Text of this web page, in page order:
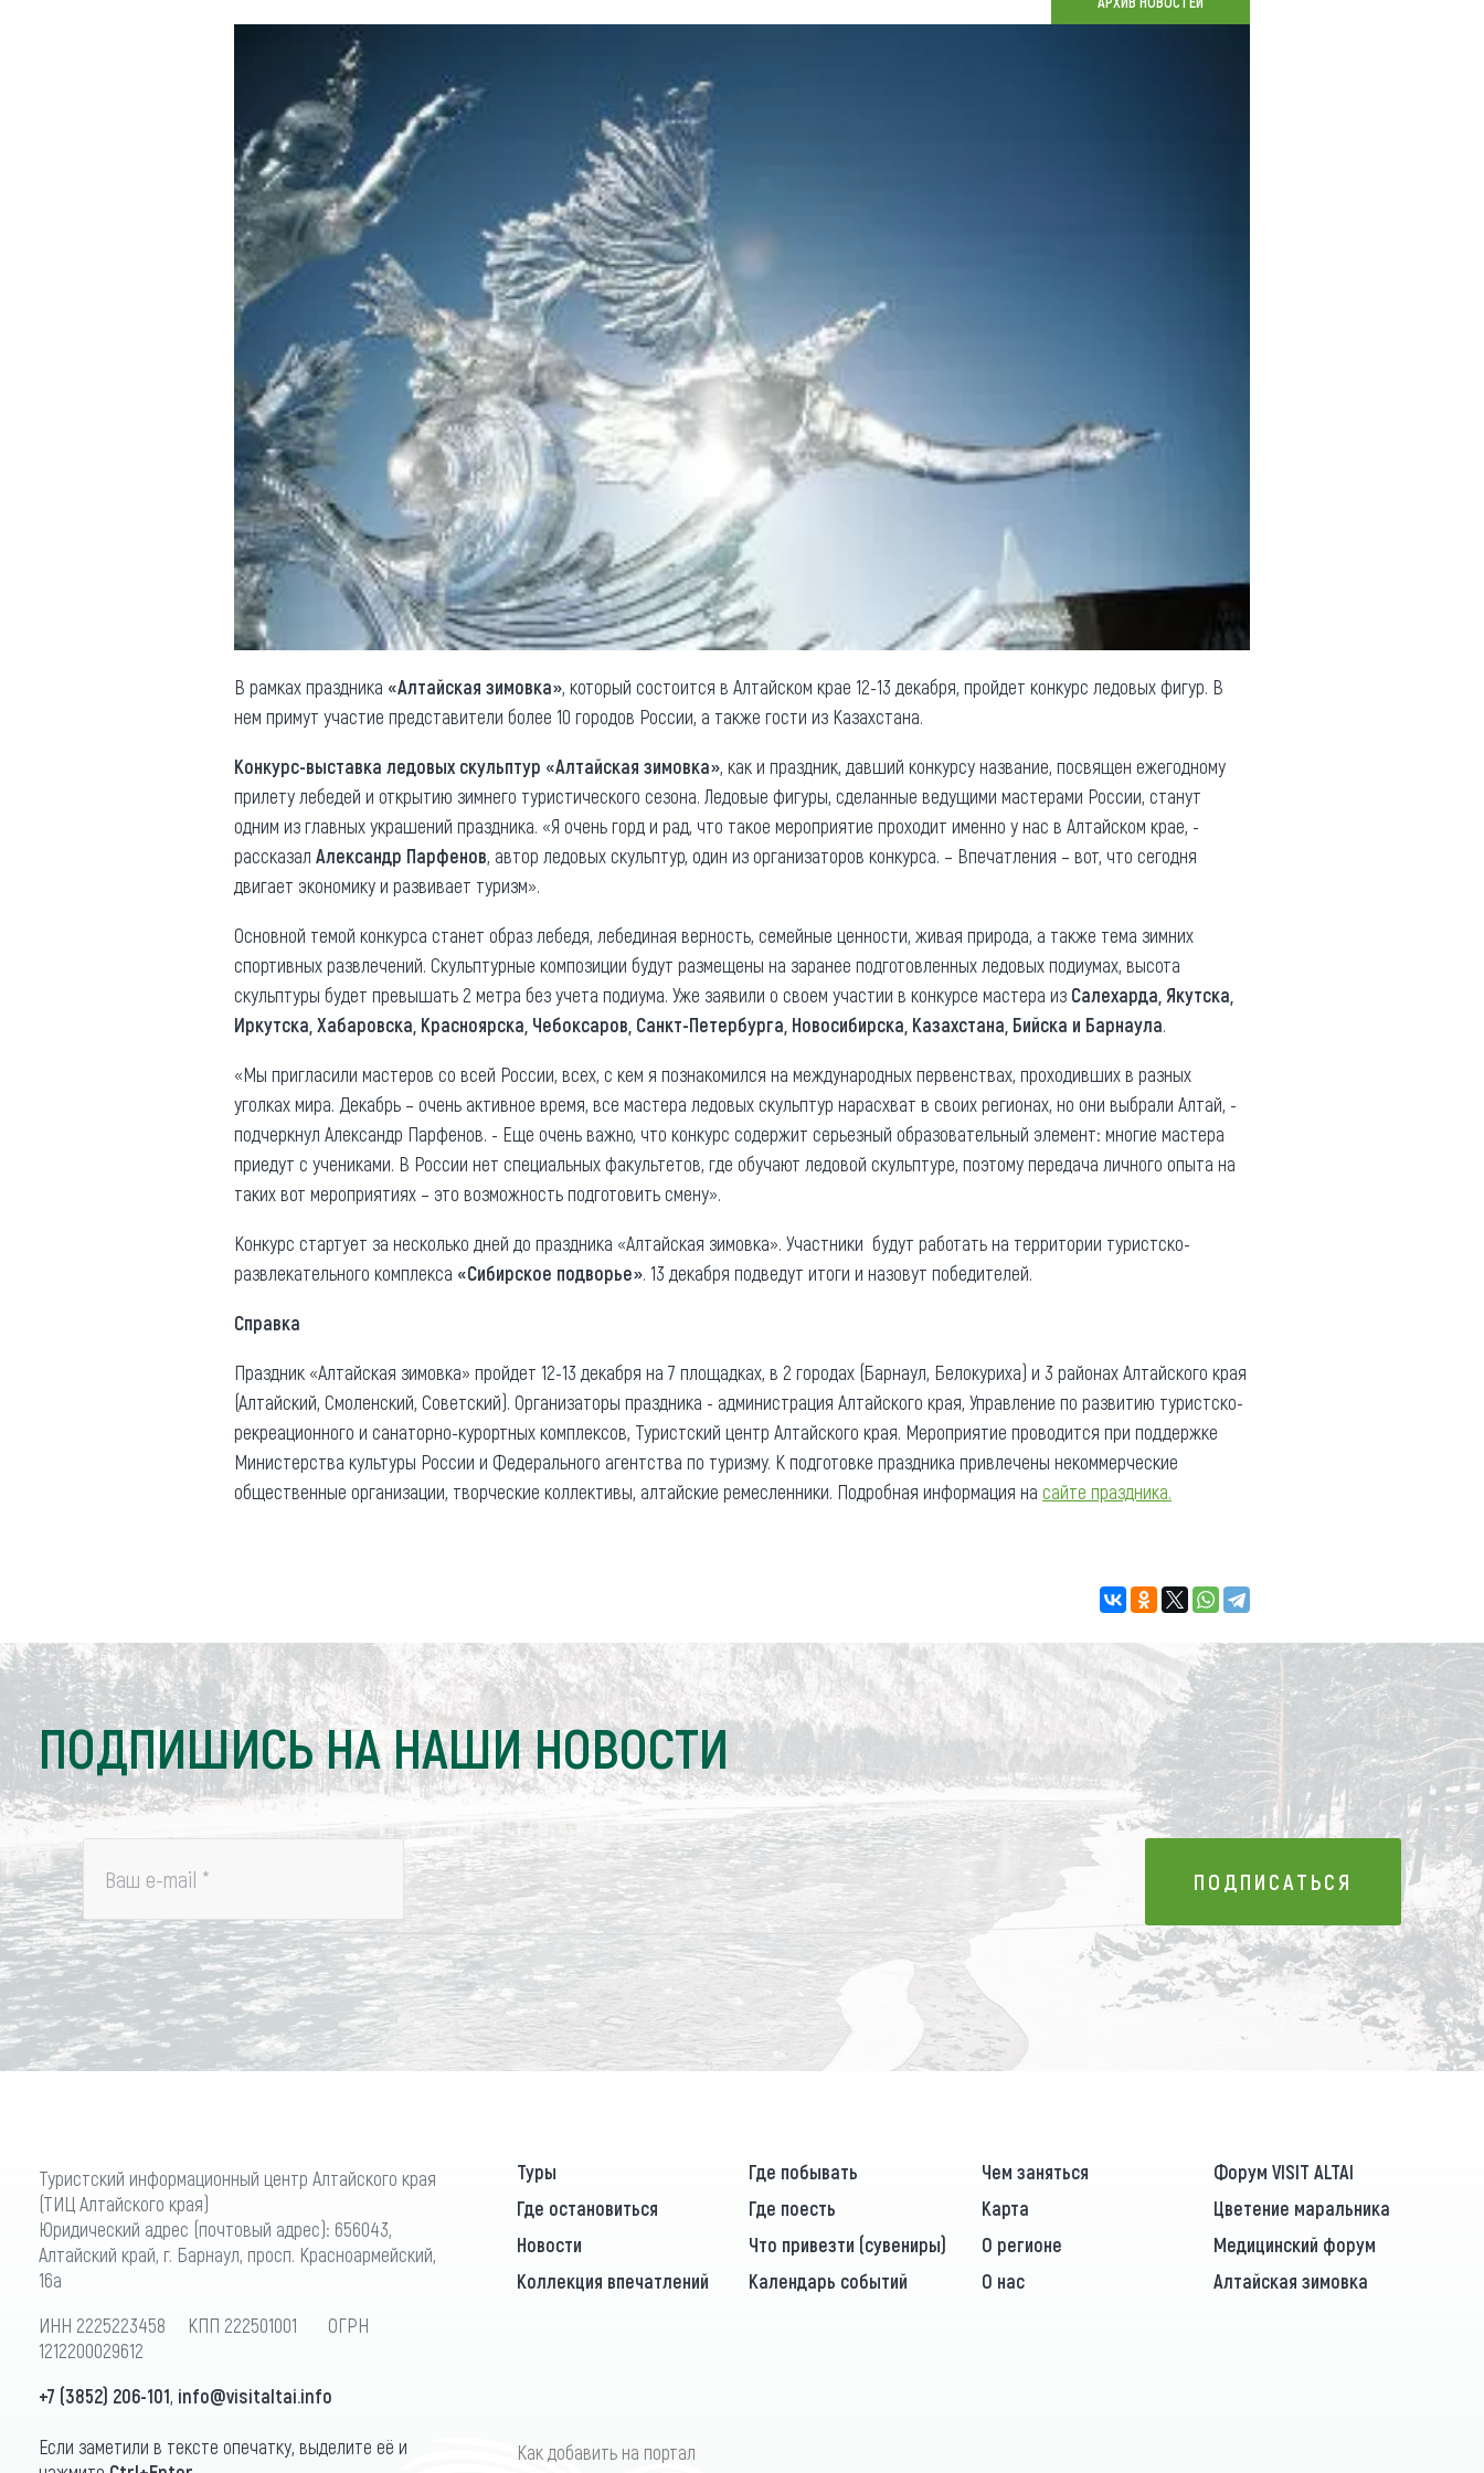
Придорожные кафе
Карта
Новости
Что привезти (сувениры)
О регионе Коллекция впечатлений
Другие рубрики
Реестр туроператоров
Реестр туристических
агентств Алтайского края
Обращения граждан
Противодействие коррупции
В рамках праздника «Алтайская зимовка», который состоится в Алтайском крае 12-13 декабря, пройдет конкурс ледовых фигур. В
нем примут участие представители более 10 городов России, а также гости из Казахстана.
Конкурс-выставка ледовых скульптур «Алтайская зимовка», как и праздник, давший конкурсу название, посвящен ежегодному
прилету лебедей и открытию зимнего туристического сезона. Ледовые фигуры, сделанные ведущими мастерами России, станут
одним из главных украшений праздника. «Я очень горд и рад, что такое мероприятие проходит именно у нас в Алтайском крае, -
рассказал Александр Парфенов, автор ледовых скульптур, один из организаторов конкурса. – Впечатления – вот, что сегодня
двигает экономику и развивает туризм».
Основной темой конкурса станет образ лебедя, лебединая верность, семейные ценности, живая природа, а также тема зимних
спортивных развлечений. Скульптурные композиции будут размещены на заранее подготовленных ледовых подиумах, высота
скульптуры будет превышать 2 метра без учета подиума. Уже заявили о своем участии в конкурсе мастера из Салехарда, Якутска,
Иркутска, Хабаровска, Красноярска, Чебоксаров, Санкт-Петербурга, Новосибирска, Казахстана, Бийска и Барнаула.
«Мы пригласили мастеров со всей России, всех, с кем я познакомился на международных первенствах, проходивших в разных
уголках мира. Декабрь – очень активное время, все мастера ледовых скульптур нарасхват в своих регионах, но они выбрали Алтай, -
подчеркнул Александр Парфенов. - Еще очень важно, что конкурс содержит серьезный образовательный элемент: многие мастера
приедут с учениками. В России нет специальных факультетов, где обучают ледовой скульптуре, поэтому передача личного опыта на
таких вот мероприятиях – это возможность подготовить смену».
Конкурс стартует за несколько дней до праздника «Алтайская зимовка». Участники будут работать на территории туристско-
развлекательного комплекса «Сибирское подворье». 13 декабря подведут итоги и назовут победителей.
Справка
Праздник «Алтайская зимовка» пройдет 12-13 декабря на 7 площадках, в 2 городах (Барнаул, Белокуриха) и 3 районах Алтайского края
(Алтайский, Смоленский, Советский). Организаторы праздника - администрация Алтайского края, Управление по развитию туристско-
рекреационного и санаторно-курортных комплексов, Туристский центр Алтайского края. Мероприятие проводится при поддержке
Министерства культуры России и Федерального агентства по туризму. К подготовке праздника привлечены некоммерческие
общественные организации, творческие коллективы, алтайские ремесленники. Подробная информация на сайте праздника.
ПОДПИШИСЬ НА НАШИ НОВОСТИ
Ваш e-mail * ПОДПИСАТЬСЯ
ПОДПИСАТЬСЯ
Туристский информационный центр Алтайского края
(ТИЦ Алтайского края)
Юридический адрес (почтовый адрес): 656043,
Алтайский край, г. Барнаул, просп. Красноармейский,
16а
ИНН 2225223458 КПП 222501001 ОГРН
1212200029612
+7 (3852) 206-101, info@visitaltai.info
Если заметили в тексте опечатку, выделите её и
Туры Где побывать Чем заняться
Форум VISIT ALTAI
Где остановиться
Где поесть Карта
Цветение маральника
Новости
Что привезти (сувениры) О регионе
Медицинский форум
Коллекция впечатлений
Календарь событий О нас Алтайская зимовка
Как добавить на портал